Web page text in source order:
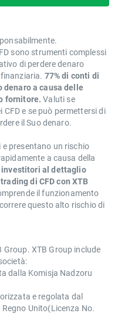
sono strumenti complessi
di perdere denaro
77% di conti di
a causa delle
fornitore. Valuti se
e se può permettersi di
il Suo denaro.
presentano un rischio
a causa della
investitori al dettaglio
di CFD con XTB
il funzionamento
questo alto rischio di
XTB Group include
dalla Komisja Nadzoru
e regolata dal
Unito(Licenza No.